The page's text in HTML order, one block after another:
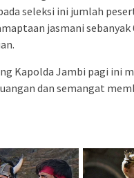
seleksi ini jumlah
jasmani
Kapolda Jambi pagi ini
dan semangat